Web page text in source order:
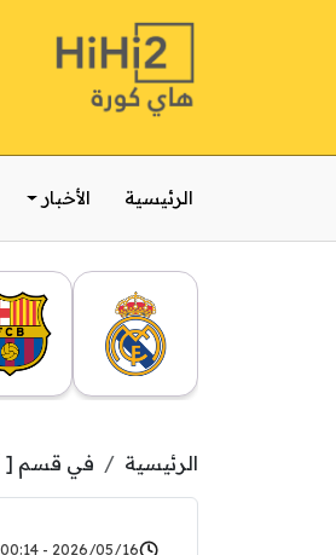
الرئيسية الأخبار
الرئيسية في قسم [
2026/05/16 - 00:14